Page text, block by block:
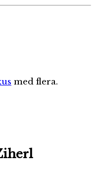
med flera.